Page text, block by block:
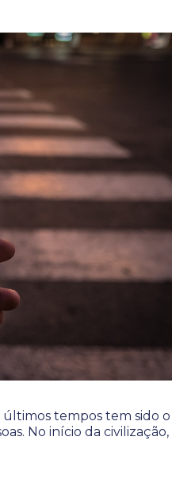
últimos tempos tem sido o
No início da civilização,